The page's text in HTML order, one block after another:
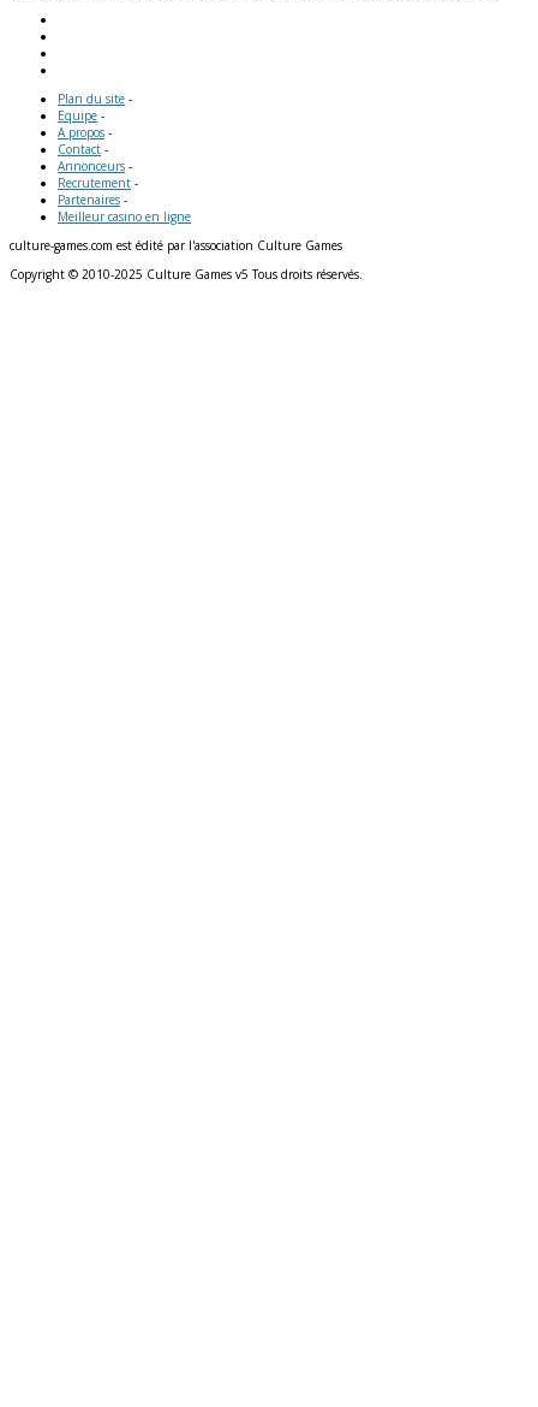
Plan du site -
Equipe -
A propos -
Contact -
Annonceurs -
Recrutement -
Partenaires -
Meilleur casino en ligne
culture-games.com est édité par l'association Culture Games
Copyright © 2010-2025 Culture Games v5 Tous droits réservés.